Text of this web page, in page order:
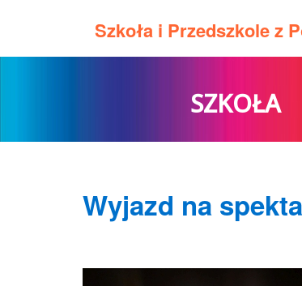
Szkoła i Przedszkole z
SZKOŁA
Wyjazd na